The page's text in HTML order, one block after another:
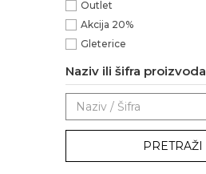
Outlet
Akcija 20%
Gleterice
Naziv ili šifra proizvoda
PRETRAŽI